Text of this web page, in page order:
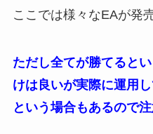
ここでは様々なEAが発
ただし全てが勝てると
けは良いが実際に運用
という場合もあるので